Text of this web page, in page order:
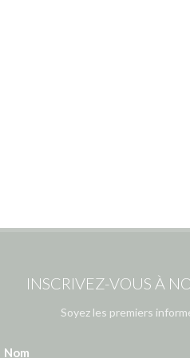
INSCRIVEZ-VOUS À
Soyez les premiers
Nom